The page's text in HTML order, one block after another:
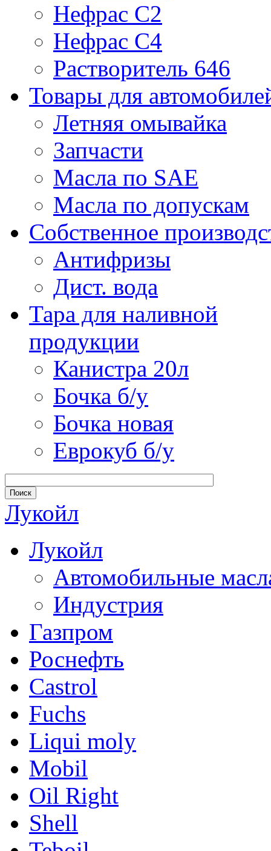
Нефрас С2
Нефрас С4
Растворитель 646
Товары для
Летняя омывайка
Запчасти
Масла по SAE
Масла по допускам
Собственное
Антифризы
Дист. вода
Тара для наливной
продукции
Канистра 20л
Бочка б/у
Бочка новая
Еврокуб б/у
Лукойл
Лукойл
Автомобильные
Индустрия
Газпром
Роснефть
Castrol
Fuchs
Liqui moly
Mobil
Oil Right
Shell